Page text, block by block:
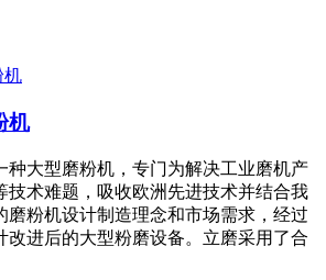
机
种大型磨粉机，专门为解决工业磨机产
技术难题，吸收欧洲先进技术并结合我
磨粉机设计制造理念和市场需求，经过
改进后的大型粉磨设备。立磨采用了合